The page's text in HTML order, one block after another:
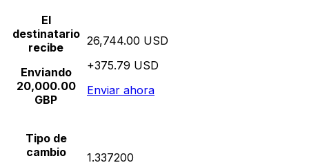
El
destinatario
recibe
Enviando
20,000.00
GBP
26,744.00 USD
+375.79 USD
Enviar ahora
Tipo de
cambio
1.337200